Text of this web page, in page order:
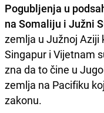
Pogubljenja u
na Somaliju i Južni
zemlja u Južnoj Aziji
Singapur i Vijetnam
zna da to čine u
zemlja na Pacifiku
zakonu.